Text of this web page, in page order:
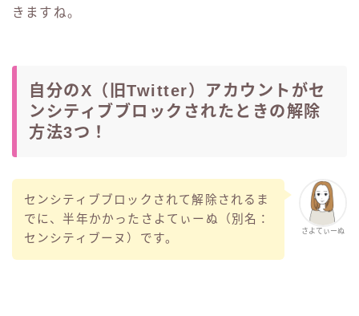
きますね。
自分のX（旧Twitter）アカウントがセ
ンシティブブロックされたときの解除
方法3つ！
さよてぃーぬ
センシティブブロックされて解除されるま
でに、半年かかったさよてぃーぬ（別名：
センシティブーヌ）です。